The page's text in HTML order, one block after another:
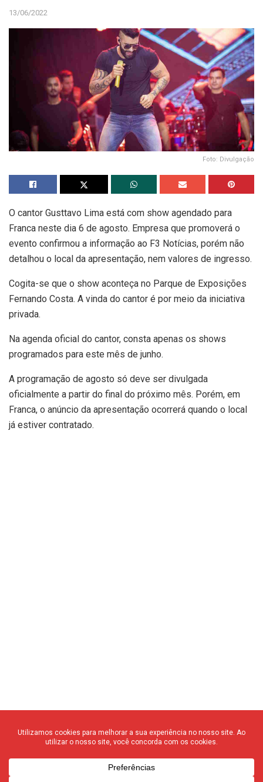
13/06/2022
Foto: Divulgação
O cantor Gusttavo Lima está com show agendado para
Franca neste dia 6 de agosto. Empresa que promoverá o
evento confirmou a informação ao F3 Notícias, porém não
detalhou o local da apresentação, nem valores de ingresso.
Cogita-se que o show aconteça no Parque de Exposições
Fernando Costa. A vinda do cantor é por meio da iniciativa
privada.
Na agenda oficial do cantor, consta apenas os shows
programados para este mês de junho.
A programação de agosto só deve ser divulgada
oficialmente a partir do final do próximo mês. Porém, em
Franca, o anúncio da apresentação ocorrerá quando o local
já estiver contratado.
© 2020 F3 Notícias – Todos os direitos reservados